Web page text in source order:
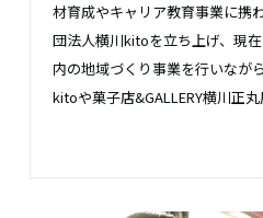
材育成やキャリア教育事業に携
団法人横川kitoを立ち上げ、現
内の地域づくり事業を行いなが
kitoや菓子店&GALLERY横川正丸